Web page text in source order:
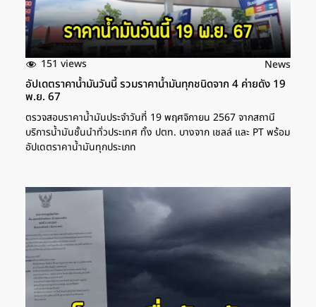
151 views News
อัปเดตราคาน้ำมันวันนี้ รวมราคาน้ำมันทุกชนิดจาก 4 ค่ายดัง 19
พ.ย. 67
ตรวจสอบราคาน้ำมันประจำวันที่ 19 พฤศจิกายน 2567 จากสถานี
บริการน้ำมันชั้นนำทั่วประเทศ ทั้ง ปตท. บางจาก เชลล์ และ PT พร้อม
อัปเดตราคาน้ำมันทุกประเภท